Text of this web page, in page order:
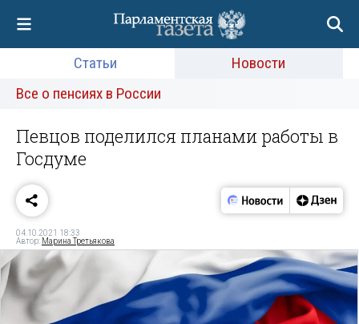
Статьи
Новости
Все о пенсиях в России
Певцов поделился планами работы в
Госдуме
04.10.2021 18:33
Автор: Марина Третьякова